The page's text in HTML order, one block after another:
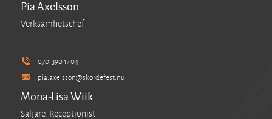
Pia Axelsson
Verksamhetschef
070-390 17 04
pia.axelsson@skordefest.nu
Mona-Lisa Wiik
Säljare, Receptionist